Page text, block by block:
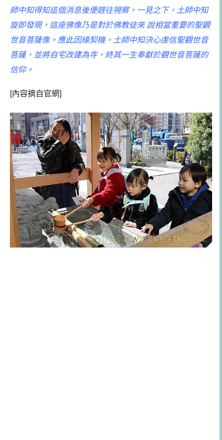
師中知得知這個消息後便趕往視察，一見之下，土師中知
旋即發現，這座佛像乃是對於佛教徒來 說相當重要的聖觀
世音菩薩像。應此因緣契機，土師中知決心虔信聖觀世音
菩薩，並將自宅改建為寺，終其一生奉獻於觀世音菩薩的
信仰。
[內容摘自官網]